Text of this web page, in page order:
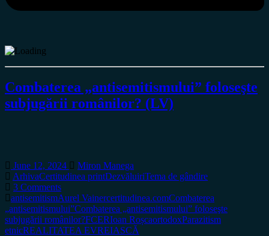
Combaterea „antisemitismului” foloseşte
subjugării românilor? (LV)
June 12, 2024
Miron Manega
ArhivaCertitudinea printDezvăluiriTema de gândire
3 Comments
antisemitismAurel Vainercertitudinea.comCombaterea
„antisemitismului”Combaterea „antisemitismului” foloseşte
subjugării românilor?FCERIoan RoșcaortodoxParazitism
etnicREALITATEA EVREIASCĂ